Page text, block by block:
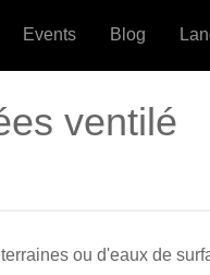
Events Blog
ventilé
ou d'eaux de